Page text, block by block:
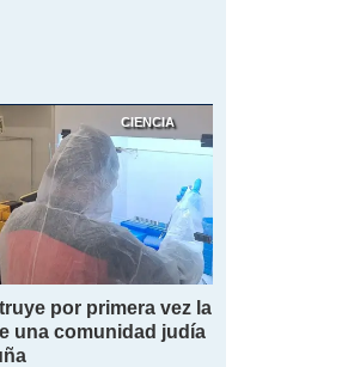
CIENCIA
por primera vez la
una comunidad judía